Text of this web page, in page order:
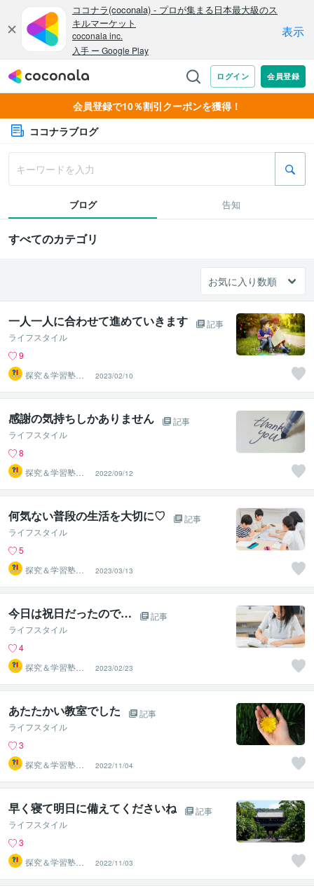
会員登録で10％割引クーポンを獲得！
ココナラブログ
ブログ 告知
すべてのカテゴリ
一人一人に合わせて進めていきます
記事
ライフスタイル
9
探究＆学習塾｜
なぜラボ
2023/02/10
感謝の気持ちしかありません
記事
ライフスタイル
8
探究＆学習塾｜
なぜラボ
2022/09/12
何気ない普段の生活を大切に♡
記事
ライフスタイル
5
探究＆学習塾｜
なぜラボ
2023/03/13
今日は祝日だったので…
記事
ライフスタイル
4
探究＆学習塾｜
なぜラボ
2023/02/23
あたたかい教室でした
記事
ライフスタイル
3
探究＆学習塾｜
なぜラボ
2022/11/04
早く寝て明日に備えてくださいね
記事
ライフスタイル
3
探究＆学習塾｜
なぜラボ
2022/11/03